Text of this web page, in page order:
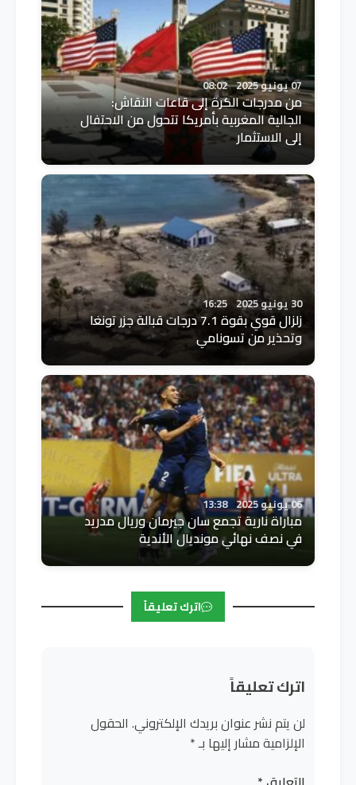
07 يونيو 2025 08:02
من مدرجات الكرة إلى قاعات النقاش:
الجالية المغربية بأمريكا تتحول من الاحتفال
إلى الاستثمار
30 يونيو 2025 16:25
زلزال قوي بقوة 7.1 درجات قبالة جزر تونغا
وتحذير من تسونامي
06 يونيو 2025 13:38
مباراة نارية تجمع سان جيرمان وريال مدريد
في نصف نهائي مونديال الأندية
اترك تعليقاً
اترك تعليقاً
لن يتم نشر عنوان بريدك الإلكتروني. الحقول
الإلزامية مشار إليها بـ*